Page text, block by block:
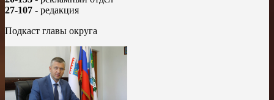
27-107 - редакция
Подкаст главы округа